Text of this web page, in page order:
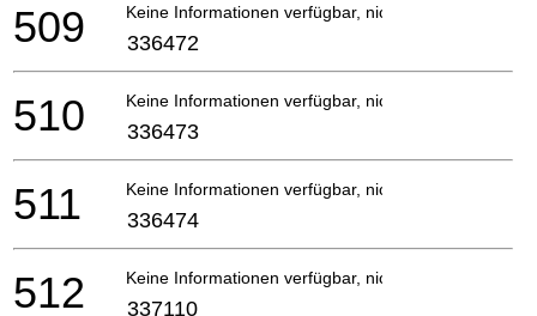
Keine Informationen verfügbar, nicht bestellbar
509 336472
Keine Informationen verfügbar, nicht bestellbar
510 336473
Keine Informationen verfügbar, nicht bestellbar
511 336474
Keine Informationen verfügbar, nicht bestellbar
512 337110